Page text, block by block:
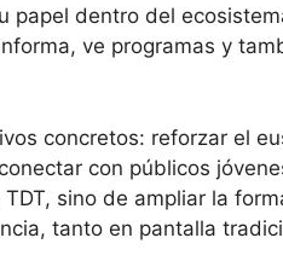
papel dentro del
ve programas y
concretos: reforzar el
con públicos
sino de ampliar la
tanto en pantalla